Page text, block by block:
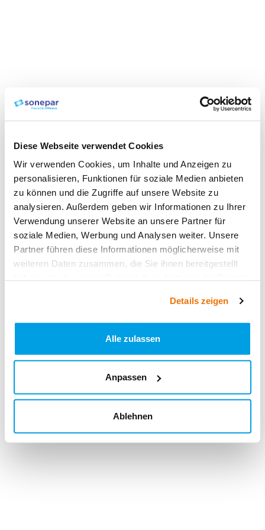
Diese Webseite verwendet Cookies
Wir verwenden Cookies, um Inhalte und Anzeigen zu
personalisieren, Funktionen für soziale Medien anbieten
zu können und die Zugriffe auf unsere Website zu
analysieren. Außerdem geben wir Informationen zu Ihrer
Verwendung unserer Website an unsere Partner für
soziale Medien, Werbung und Analysen weiter. Unsere
Partner führen diese Informationen möglicherweise mit
weiteren Daten zusammen, die Sie ihnen bereitgestellt
Details zeigen
Alle zulassen
Anpassen
Ablehnen